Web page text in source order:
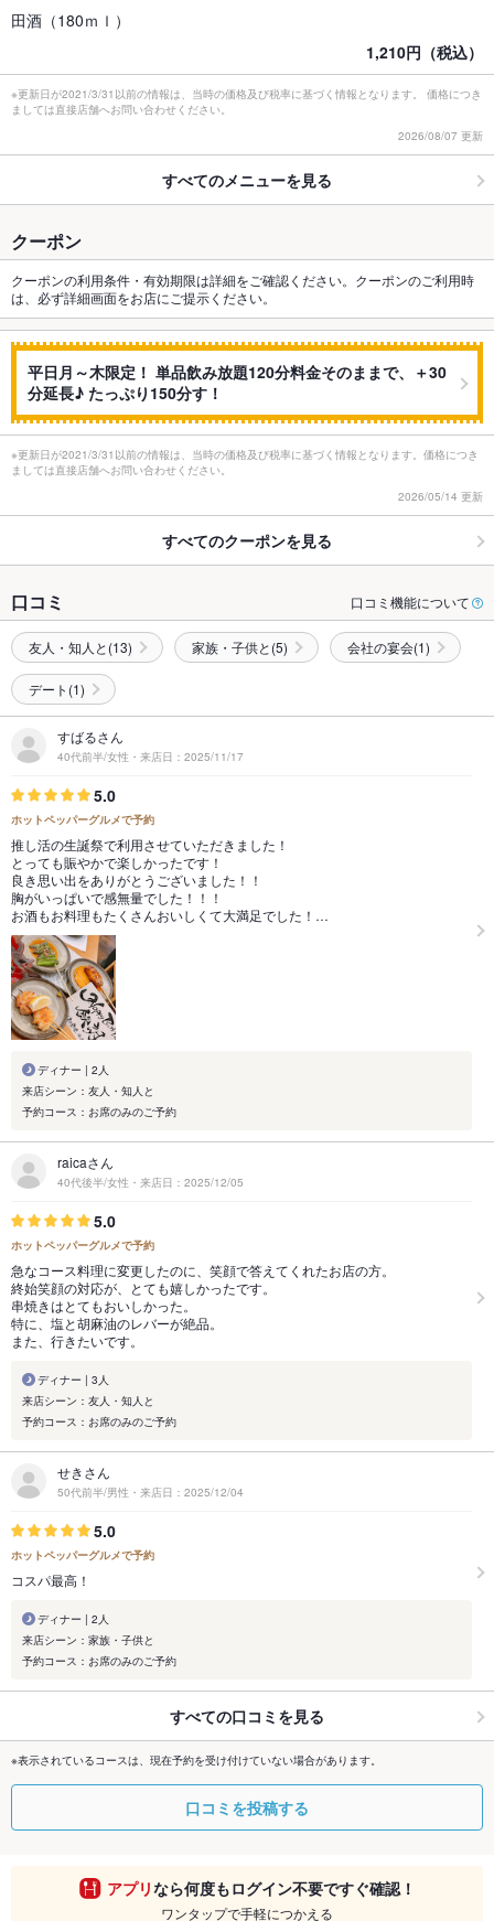
田酒（180ｍｌ）
1,210円（税込）
※更新日が2021/3/31以前の情報は、当時の価格及び税率に基づく情報となります。 価格につき
ましては直接店舗へお問い合わせください。
2026/08/07 更新
すべてのメニューを見る
クーポン
クーポンの利用条件・有効期限は詳細をご確認ください。クーポンのご利用時
は、必ず詳細画面をお店にご提示ください。
平日月～木限定！ 単品飲み放題120分料金そのままで、＋30
分延長♪ たっぷり150分す！
※更新日が2021/3/31以前の情報は、当時の価格及び税率に基づく情報となります。価格につき
ましては直接店舗へお問い合わせください。
2026/05/14 更新
すべてのクーポンを見る
口コミ 口コミ機能について
友人・知人と(13) 家族・子供と(5) 会社の宴会(1)
デート(1)
すばるさん
40代前半/女性・来店日：2025/11/17
5.0
ホットペッパーグルメで予約
推し活の生誕祭で利用させていただきました！
とっても賑やかで楽しかったです！
良き思い出をありがとうございました！！
胸がいっぱいで感無量でした！！！
お酒もお料理もたくさんおいしくて大満足でした！…
ディナー | 2人
来店シーン：友人・知人と
予約コース：お席のみのご予約
raicaさん
40代後半/女性・来店日：2025/12/05
5.0
ホットペッパーグルメで予約
急なコース料理に変更したのに、笑顔で答えてくれたお店の方。
終始笑顔の対応が、とても嬉しかったです。
串焼きはとてもおいしかった。
特に、塩と胡麻油のレバーが絶品。
また、行きたいです。
ディナー | 3人
来店シーン：友人・知人と
予約コース：お席のみのご予約
せきさん
50代前半/男性・来店日：2025/12/04
5.0
ホットペッパーグルメで予約
コスパ最高！
ディナー | 2人
来店シーン：家族・子供と
予約コース：お席のみのご予約
すべての口コミを見る
※表示されているコースは、現在予約を受け付けていない場合があります。
口コミを投稿する
アプリなら何度もログイン不要ですぐ確認！
ワンタップで手軽につかえる